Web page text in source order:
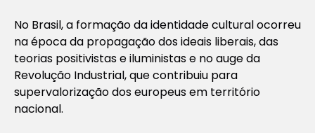
No Brasil, a formação da identidade cultural ocorreu
na época da propagação dos ideais liberais, das
teorias positivistas e iluministas e no auge da
Revolução Industrial, que contribuiu para
supervalorização dos europeus em território
nacional.